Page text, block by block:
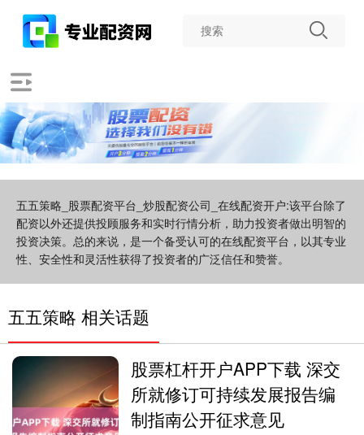
五五策略_股票配资平台_炒股配资公司_在线配资开户:该平台除了
配资以外还提供投顾服务和实时行情分析，助力投资者做出明智的
投资决策。总的来说，是一个备受认可的在线配资平台，以其专业
性、安全性和灵活性获得了投资者的广泛信任和赞誉。
五五策略 相关话题
股票杠杆开户APP下载 深交
所就修订可持续发展报告编
制指南公开征求意见